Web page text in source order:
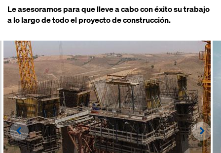
Le asesoramos para que lleve a cabo con éxito su trabajo
a lo largo de todo el proyecto de construcción.
Left